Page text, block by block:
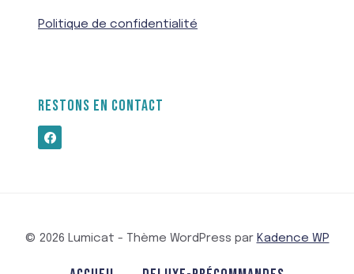
Politique de confidentialité
RESTONS EN CONTACT
© 2026 Lumicat - Thème WordPress par Kadence WP